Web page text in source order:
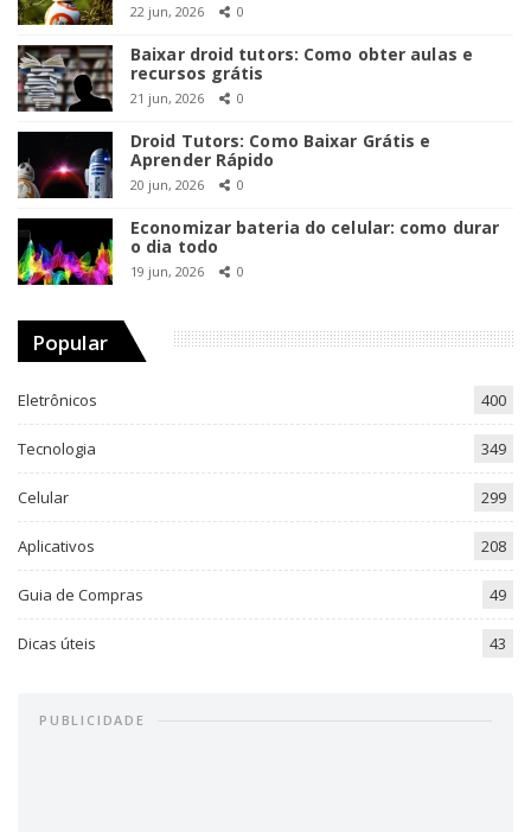
22 jun, 2026 0
Baixar droid tutors: Como obter aulas e
recursos grátis
21 jun, 2026 0
Droid Tutors: Como Baixar Grátis e
Aprender Rápido
20 jun, 2026 0
Economizar bateria do celular: como durar
o dia todo
19 jun, 2026 0
Popular
Eletrônicos 400
Tecnologia 349
Celular 299
Aplicativos 208
Guia de Compras 49
Dicas úteis 43
PUBLICIDADE